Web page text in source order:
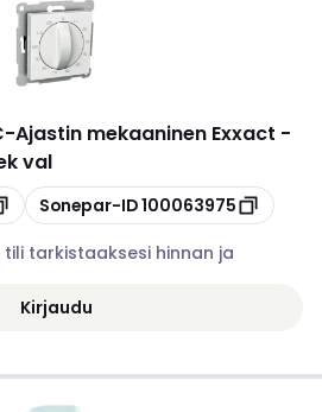
-Ajastin mekaaninen Exxact -
val
Kopioi
Sonepar-ID100063975
tarkistaaksesi hinnan ja
Kirjaudu